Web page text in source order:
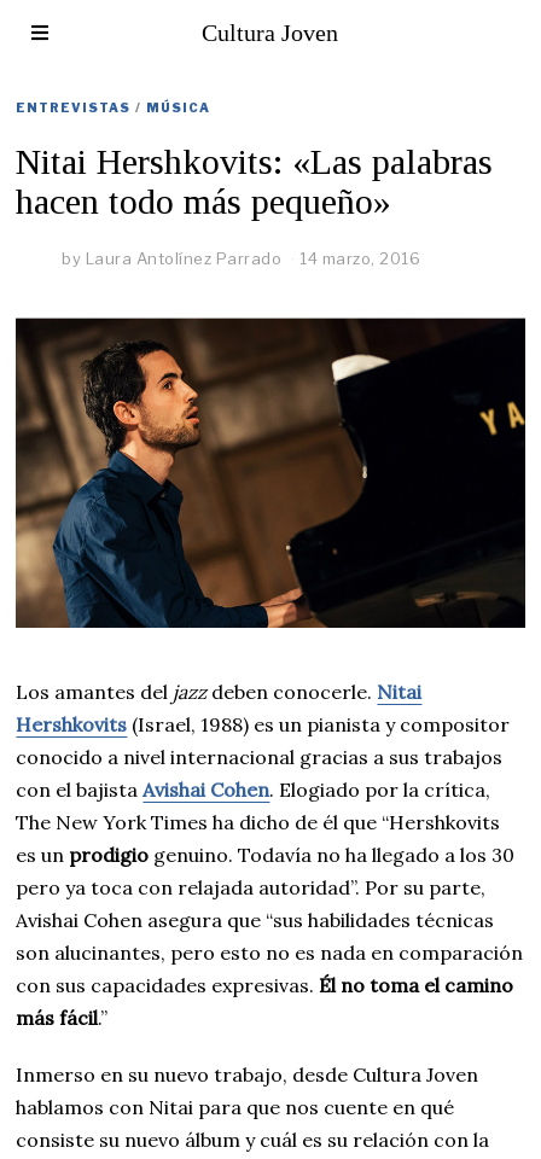
Cultura Joven
ENTREVISTAS / MÚSICA
Nitai Hershkovits: «Las palabras
hacen todo más pequeño»
by Laura Antolínez Parrado 14 marzo, 2016
Los amantes del jazzdeben conocerle. Nitai
Hershkovits (Israel, 1988) es un pianista y compositor
conocido a nivel internacional gracias a sus trabajos
con el bajistaAvishai Cohen. Elogiado por la crítica,
The New York Times ha dicho de él que “Hershkovits
es un prodigio genuino. Todavía no ha llegado a los 30
pero ya toca con relajada autoridad”. Por su parte,
Avishai Cohen asegura que “sus habilidades técnicas
son alucinantes, pero esto no es nada en comparación
con sus capacidades expresivas.Él no toma el camino
más fácil.”
Inmerso en su nuevo trabajo, desde Cultura Joven
hablamos con Nitai para que nos cuente en qué
consiste su nuevo álbum y cuál es su relación con la